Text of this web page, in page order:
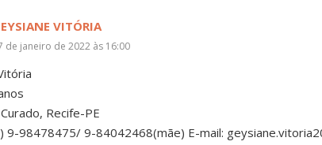
VITÓRIA
de janeiro de 2022 às 16:00
Recife-PE
9-98478475/ 9-84042468(mãe) E-mail: